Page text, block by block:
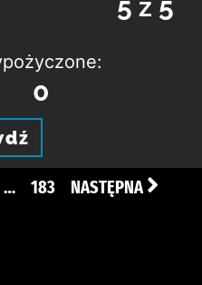
5 z 5
0
… 183 NASTĘPNA